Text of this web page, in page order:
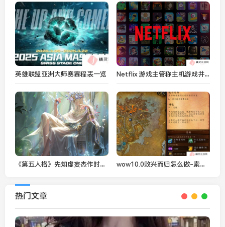
英雄联盟亚洲大师赛赛程表一览 Netflix 游戏主管称主机游戏并非未来：孩子们可能不再梦想拥有一台 PS6
《第五人格》先知虚妄杰作时装重磅揭秘 wow10.0败兴而归怎么做-索泰克在哪
热门文章